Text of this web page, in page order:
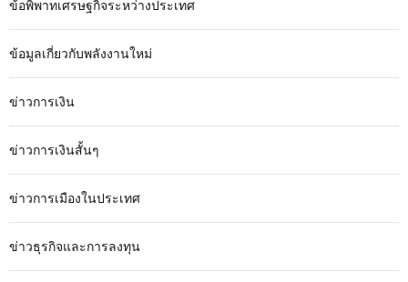
ข้อพิพาทเศรษฐกิจระหว่างประเทศ
ข้อมูลเกี่ยวกับพลังงานใหม่
ข่าวการเงิน
ข่าวการเงินสั้นๆ
ข่าวการเมืองในประเทศ
ข่าวธุรกิจและการลงทุน